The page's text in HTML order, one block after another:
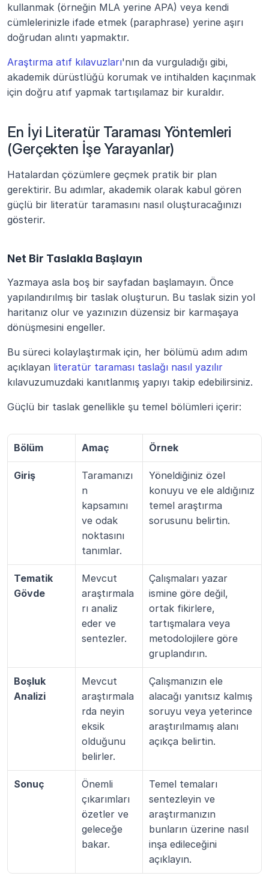
kullanmak (örneğin MLA yerine APA) veya kendi
cümlelerinizle ifade etmek (paraphrase) yerine aşırı
doğrudan alıntı yapmaktır.
Araştırma atıf kılavuzları'nın da vurguladığı gibi,
akademik dürüstlüğü korumak ve intihalden kaçınmak
için doğru atıf yapmak tartışılamaz bir kuraldır.
En İyi Literatür Taraması Yöntemleri
(Gerçekten İşe Yarayanlar)
Hatalardan çözümlere geçmek pratik bir plan
gerektirir. Bu adımlar, akademik olarak kabul gören
güçlü bir literatür taramasını nasıl oluşturacağınızı
gösterir.
Net Bir Taslakla Başlayın
Yazmaya asla boş bir sayfadan başlamayın. Önce
yapılandırılmış bir taslak oluşturun. Bu taslak sizin yol
haritanız olur ve yazınızın düzensiz bir karmaşaya
dönüşmesini engeller.
Bu süreci kolaylaştırmak için, her bölümü adım adım
açıklayan literatür taraması taslağı nasıl yazılır
kılavuzumuzdaki kanıtlanmış yapıyı takip edebilirsiniz.
Güçlü bir taslak genellikle şu temel bölümleri içerir:
Bölüm Amaç Örnek
Giriş
Taramanızı
n
kapsamını
ve odak
noktasını
tanımlar.
Yöneldiğiniz özel
konuyu ve ele aldığınız
temel araştırma
sorusunu belirtin.
Tematik
Gövde
Mevcut
araştırmala
rı analiz
eder ve
sentezler.
Çalışmaları yazar
ismine göre değil,
ortak fikirlere,
tartışmalara veya
metodolojilere göre
gruplandırın.
Boşluk
Analizi
Mevcut
araştırmala
rda neyin
eksik
olduğunu
belirler.
Çalışmanızın ele
alacağı yanıtsız kalmış
soruyu veya yeterince
araştırılmamış alanı
açıkça belirtin.
Sonuç
Önemli
çıkarımları
özetler ve
geleceğe
bakar.
Temel temaları
sentezleyin ve
araştırmanızın
bunların üzerine nasıl
inşa edileceğini
açıklayın.